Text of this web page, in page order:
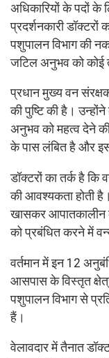
अधिकारियों के पदों के
प्रदर्शनकारी डॉक्टरों
पशुपालन विभाग की
जटिल अनुभव को कोई
प्रधान मुख्य वन
की पुष्टि की है। उन्होंने
अनुभव को महत्व देने
के पास लंबित है और इस
डॉक्टरों का तर्क है
की आवश्यकता होती
खासकर आपातकालीन
को प्रबंधित करने में
वर्तमान में इन 12
आसपास के विस्तृत
पशुपालन विभाग से
हैं।
वेलावदार में तैनात